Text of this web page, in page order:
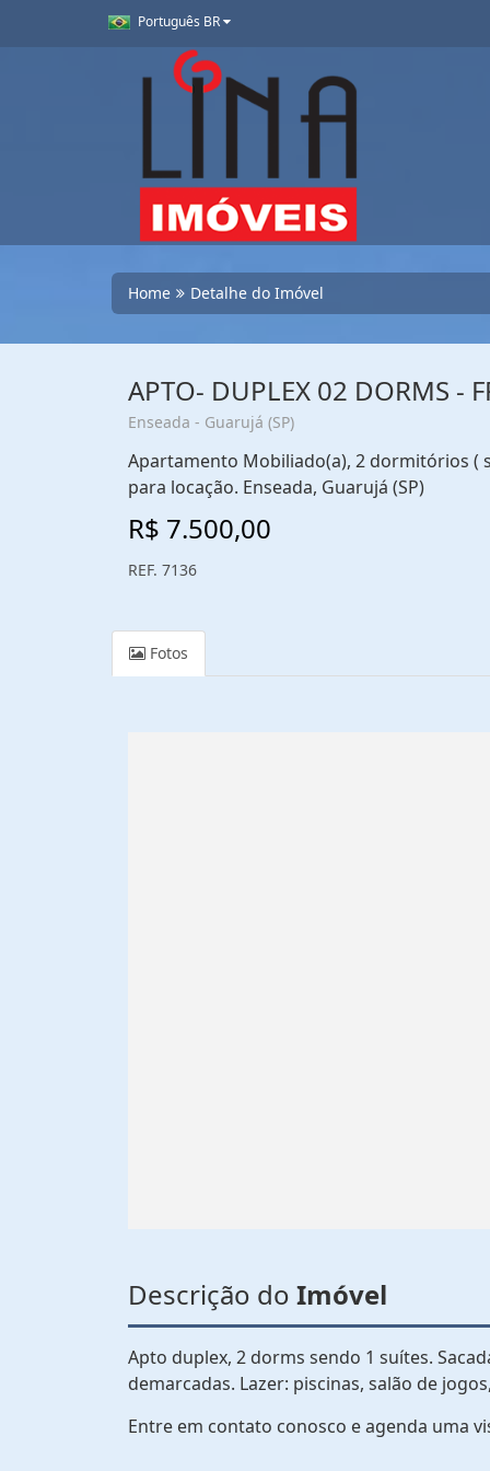
Português BR
Home Detalhe do Imóvel
APTO- DUPLEX 02 DORMS -
Enseada - Guarujá (SP)
Apartamento Mobiliado(a), 2 dormitórios (
para locação. Enseada, Guarujá (SP)
R$ 7.500,00
REF. 7136
Fotos
Descrição do Imóvel
Apto duplex, 2 dorms sendo 1 suítes.
demarcadas. Lazer: piscinas, salão de
Entre em contato conosco e agenda uma